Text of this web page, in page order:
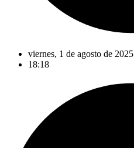
viernes, 1 de agosto de 2025
18:18